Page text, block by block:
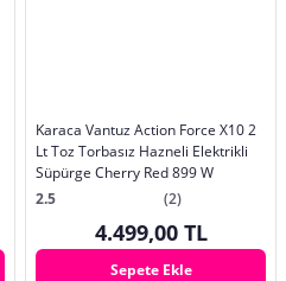
Karaca Vantuz Action Force X10 2
Lt Toz Torbasız Hazneli Elektrikli
Süpürge Cherry Red 899 W
2.5
(2)
4.499,00 TL
Sepete Ekle